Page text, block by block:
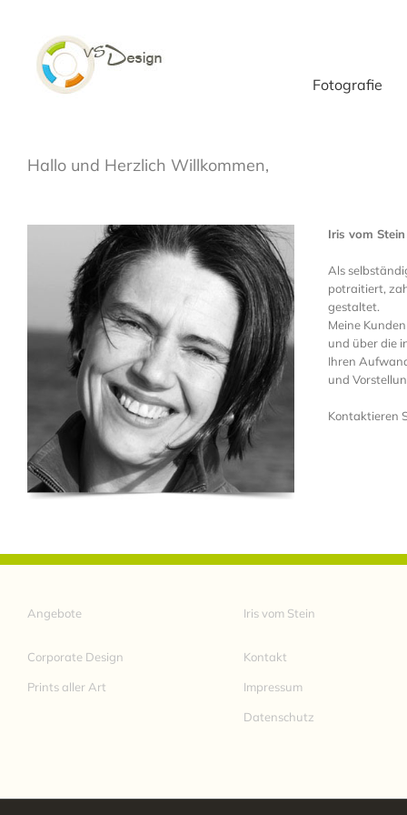
springen
Fotografie
Hallo und Herzlich Willkommen,
Iris vom Stein
Als
potraitiert,
gestaltet.
Meine
und über die
Ihren
und
Kontaktieren
Angebote
Corporate Design
Prints aller Art
Iris vom Stein
Kontakt
Impressum
Datenschutz